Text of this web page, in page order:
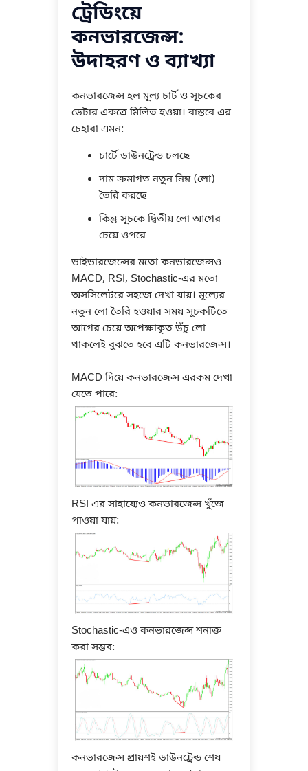
ট্রেডিংয়ে
কনভারজেন্স:
উদাহরণ ও ব্যাখ্যা
কনভারজেন্স হল মূল্য চার্ট ও সূচকের
ডেটার একত্রে মিলিত হওয়া। বাস্তবে এর
চেহারা এমন:
চার্টে ডাউনট্রেন্ড চলছে
দাম ক্রমাগত নতুন নিম্ন (লো)
তৈরি করছে
কিন্তু সূচকে দ্বিতীয় লো আগের
চেয়ে ওপরে
ডাইভারজেন্সের মতো কনভারজেন্সও
MACD, RSI, Stochastic-এর মতো
অসসিলেটরে সহজে দেখা যায়। মূল্যের
নতুন লো তৈরি হওয়ার সময় সূচকটিতে
আগের চেয়ে অপেক্ষাকৃত উঁচু লো
থাকলেই বুঝতে হবে এটি কনভারজেন্স।
MACD দিয়ে কনভারজেন্স এরকম দেখা
যেতে পারে:
RSI এর সাহায্যেও কনভারজেন্স খুঁজে
পাওয়া যায়:
Stochastic-এও কনভারজেন্স শনাক্ত
করা সম্ভব:
কনভারজেন্স প্রায়শই ডাউনট্রেন্ড শেষ